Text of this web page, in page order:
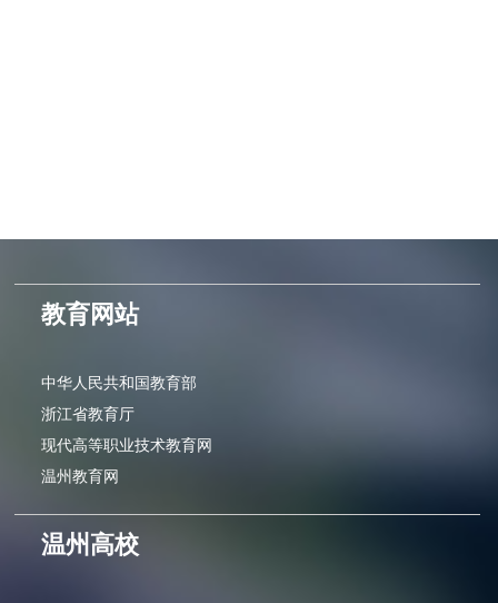
教育网站
中华人民共和国教育部
浙江省教育厅
现代高等职业技术教育网
温州教育网
温州高校